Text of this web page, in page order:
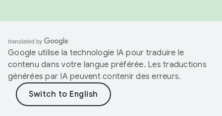
Google utilise la technologie IA pour traduire le
contenu dans votre langue préférée. Les traductions
générées par IA peuvent contenir des erreurs.